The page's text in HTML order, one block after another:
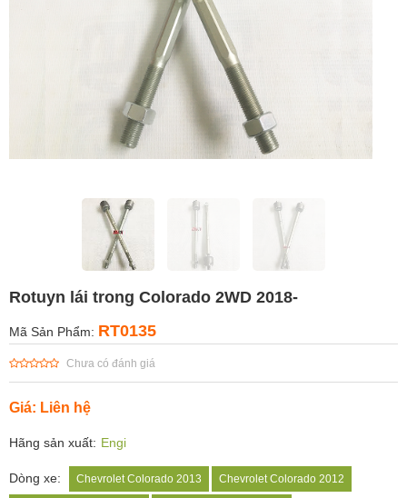
Rotuyn lái trong Colorado 2WD 2018-
Mã Sản Phẩm: RT0135
Chưa có đánh giá
Giá: Liên hệ
Hãng sản xuất: Engi
Dòng xe: Chevrolet Colorado 2013 Chevrolet Colorado 2012